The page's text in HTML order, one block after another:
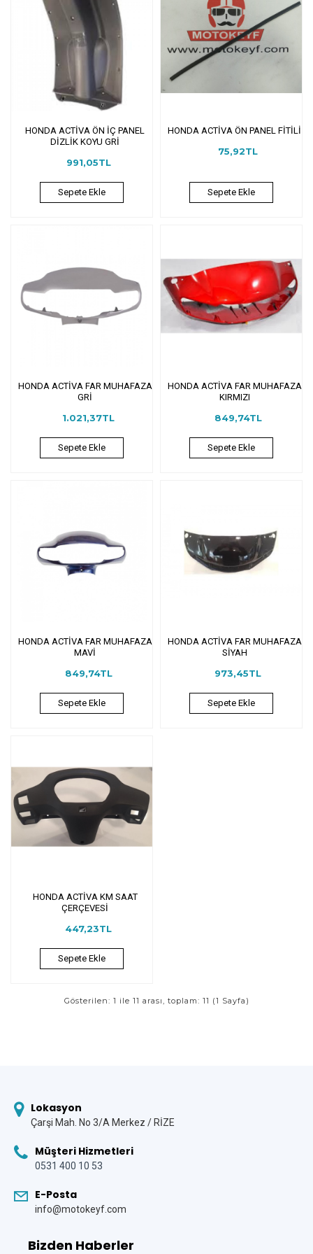
HONDA ACTİVA ÖN İÇ PANEL
DİZLİK KOYU GRİ
991,05TL
Sepete Ekle
HONDA ACTİVA ÖN PANEL FİTİLİ
75,92TL
Sepete Ekle
HONDA ACTİVA FAR MUHAFAZA
GRİ
1.021,37TL
Sepete Ekle
HONDA ACTİVA FAR MUHAFAZA
KIRMIZI
849,74TL
Sepete Ekle
HONDA ACTİVA FAR MUHAFAZA
MAVİ
849,74TL
Sepete Ekle
HONDA ACTİVA FAR MUHAFAZA
SİYAH
973,45TL
Sepete Ekle
HONDA ACTİVA KM SAAT
ÇERÇEVESİ
447,23TL
Sepete Ekle
Gösterilen: 1 ile 11 arası, toplam: 11 (1 Sayfa)
Lokasyon
Çarşi Mah. No 3/A Merkez / RİZE
Müşteri Hizmetleri
0531 400 10 53
E-Posta
info@motokeyf.com
Bizden Haberler